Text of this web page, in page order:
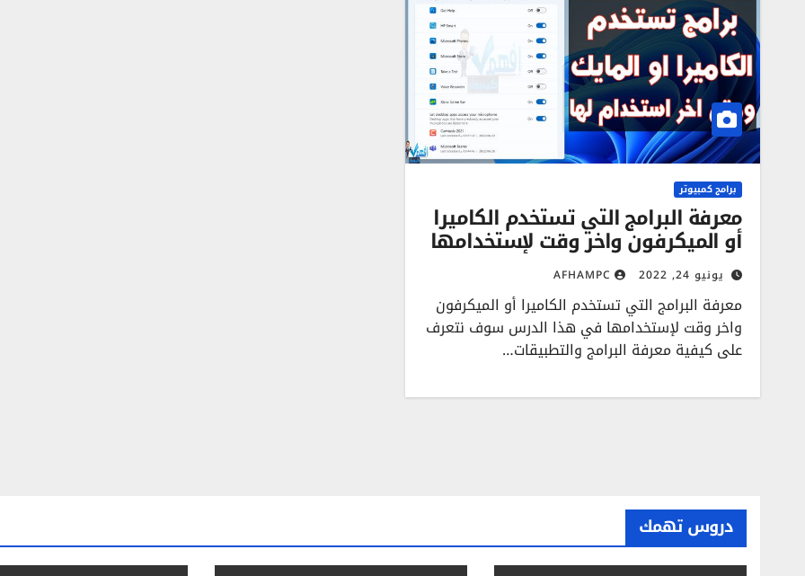
برامج كمبيوتر
معرفة البرامج التي تستخدم الكاميرا
أو الميكرفون واخر وقت لإستخدامها
يونيو 24, 2022 AFHAMPC
معرفة البرامج التي تستخدم الكاميرا أو الميكرفون
واخر وقت لإستخدامها في هذا الدرس سوف نتعرف
على كيفية معرفة البرامج والتطبيقات…
دروس تهمك